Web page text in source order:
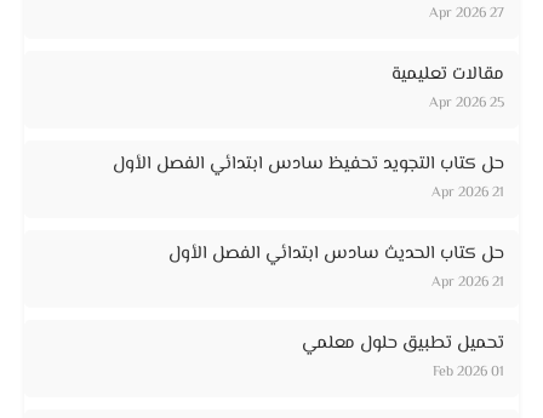
27 Apr 2026
مقالات تعليمية
25 Apr 2026
حل كتاب التجويد تحفيظ سادس ابتدائي الفصل الأول
21 Apr 2026
حل كتاب الحديث سادس ابتدائي الفصل الأول
21 Apr 2026
تحميل تطبيق حلول معلمي
01 Feb 2026